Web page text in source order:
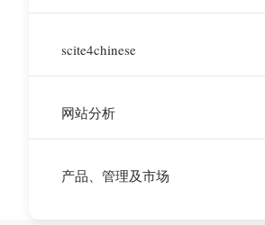
scite4chinese
网站分析
产品、管理及市场